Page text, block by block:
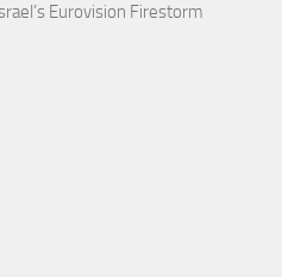
Eurovision Firestorm